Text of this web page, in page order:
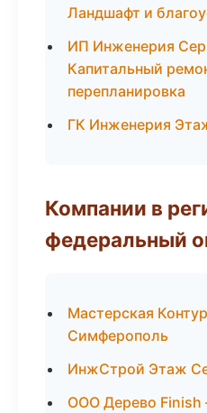
Ландшафт и
ИП Инженерия
Капитальный
перепланировка
ГК Инженерия
Компании в
федеральный
Мастерская
Симферополь
ИнжСтрой Этаж
ООО Дерево